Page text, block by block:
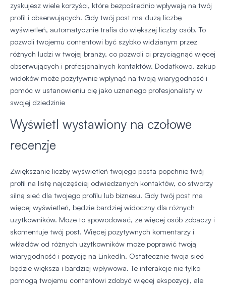
zyskujesz wiele korzyści, które bezpośrednio wpływają na twój
profil i obserwujących. Gdy twój post ma dużą liczbę
wyświetleń, automatycznie trafia do większej liczby osób. To
pozwoli twojemu contentowi być szybko widzianym przez
różnych ludzi w twojej branży, co pozwoli ci przyciągnąć więcej
obserwujących i profesjonalnych kontaktów. Dodatkowo, zakup
widoków może pozytywnie wpłynąć na twoją wiarygodność i
pomóc w ustanowieniu cię jako uznanego profesjonalisty w
swojej dziedzinie
Wyświetl wystawiony na czołowe
recenzje
Zwiększanie liczby wyświetleń twojego posta popchnie twój
profil na listę najczęściej odwiedzanych kontaktów, co stworzy
silną sieć dla twojego profilu lub biznesu. Gdy twój post ma
więcej wyświetleń, będzie bardziej widoczny dla różnych
użytkowników. Może to spowodować, że więcej osób zobaczy i
skomentuje twój post. Więcej pozytywnych komentarzy i
wkładów od różnych użytkowników może poprawić twoją
wiarygodność i pozycję na LinkedIn. Ostatecznie twoja sieć
będzie większa i bardziej wpływowa. Te interakcje nie tylko
pomogą twojemu contentowi zdobyć więcej ekspozycji, ale